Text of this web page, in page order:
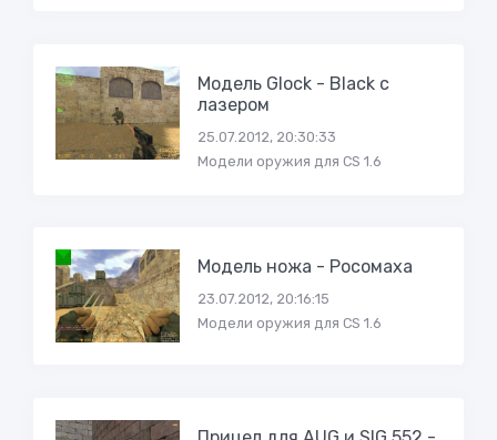
Модель Glock - Black с
лазером
25.07.2012, 20:30:33
Модели оружия для CS 1.6
Модель ножа - Росомаха
23.07.2012, 20:16:15
Модели оружия для CS 1.6